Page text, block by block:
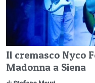
Il cremasco Nyco
Madonna a Siena